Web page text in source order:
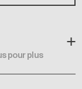
pour plus